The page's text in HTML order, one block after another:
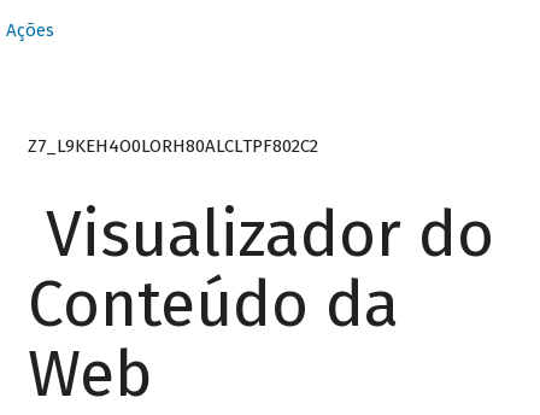
Ações
Z7_L9KEH4O0LORH80ALCLTPF802C2
Visualizador do
Conteúdo da
Web